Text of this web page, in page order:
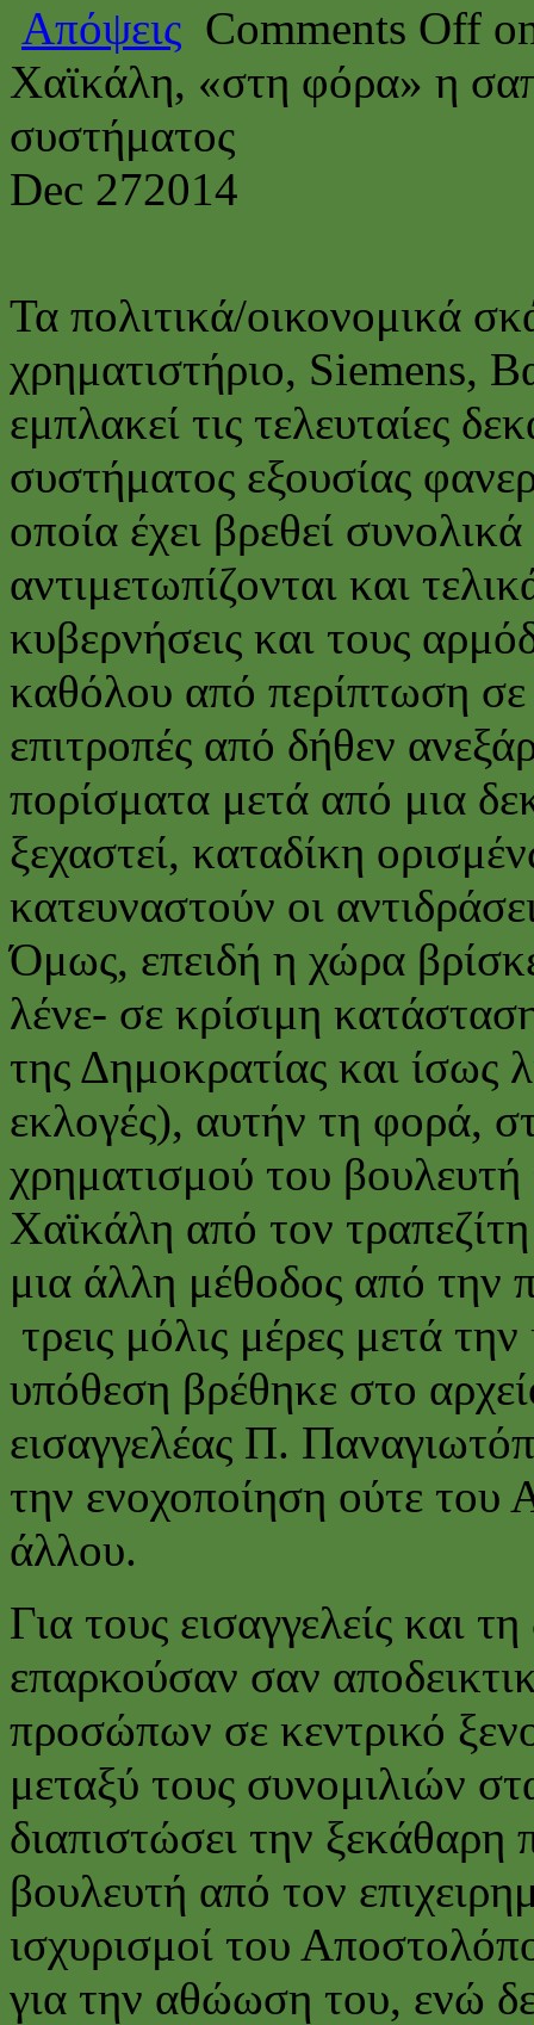
Απόψεις Comments Off
Χαϊκάλη, «στη φόρα» η
συστήματος
Dec 272014
Τα πολιτικά/οικονομικά
χρηματιστήριο, Siemens,
εμπλακεί τις τελευταίες
συστήματος εξουσίας
οποία έχει βρεθεί
αντιμετωπίζονται και
κυβερνήσεις και τους
καθόλου από περίπτωση σε
επιτροπές από δήθεν
πορίσματα μετά από μια
ξεχαστεί, καταδίκη
κατευναστούν οι
Όμως, επειδή η χώρα
λένε- σε κρίσιμη
της Δημοκρατίας και ίσως
εκλογές), αυτήν τη φορά,
χρηματισμού του
Χαϊκάλη από τον
μια άλλη μέθοδος από την
τρεις μόλις μέρες μετά
υπόθεση βρέθηκε στο
εισαγγελέας Π.
την ενοχοποίηση ούτε
άλλου.
Για τους εισαγγελείς και
επαρκούσαν σαν
προσώπων σε κεντρικό
μεταξύ τους συνομιλιών
διαπιστώσει την
βουλευτή από τον
ισχυρισμοί του
για την αθώωση του, ενώ